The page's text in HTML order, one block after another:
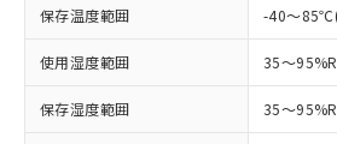
保存温度範囲 -40～85℃(
使用湿度範囲 35～
保存湿度範囲 35～
以下の条件をお読みいただき
対応予定：EU RoHS指令（10
有に対応した製品に切り替え
商品です。
対応予定なし：EU RoHS指
非含有に非対応の商品で、対